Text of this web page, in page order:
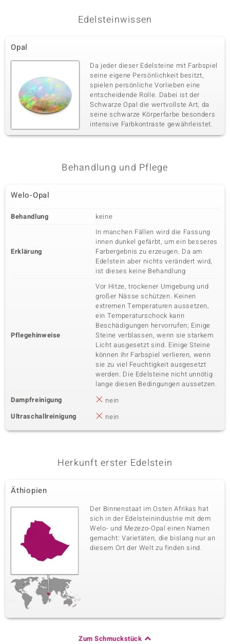
Edelsteinwissen
Opal
Da jeder dieser Edelsteine mit Farbspiel
seine eigene Persönlichkeit besitzt,
spielen persönliche Vorlieben eine
entscheidende Rolle. Dabei ist der
Schwarze Opal die wertvollste Art, da
seine schwarze Körperfarbe besonders
intensive Farbkontraste gewährleistet.
Behandlung und Pflege
Welo-Opal
Behandlung keine
Erklärung
In manchen Fällen wird die Fassung
innen dunkel gefärbt, um ein besseres
Farbergebnis zu erzeugen. Da am
Edelstein aber nichts verändert wird,
ist dieses keine Behandlung
Pflegehinweise
Vor Hitze, trockener Umgebung und
großer Nässe schützen. Keinen
extremen Temperaturen aussetzen,
ein Temperaturschock kann
Beschädigungen hervorrufen; Einige
Steine verblassen, wenn sie starkem
Licht ausgesetzt sind. Einige Steine
können ihr Farbspiel verlieren, wenn
sie zu viel Feuchtigkeit ausgesetzt
werden. Die Edelsteine nicht unnötig
lange diesen Bedingungen aussetzen.
Dampfreinigung
nein
Ultraschallreinigung
nein
Herkunft erster Edelstein
Äthiopien
Der Binnenstaat im Osten Afrikas hat
sich in der Edelsteinindustrie mit dem
Welo- und Mezezo-Opal einen Namen
gemacht: Varietäten, die bislang nur an
diesem Ort der Welt zu finden sind.
Zum Schmuckstück